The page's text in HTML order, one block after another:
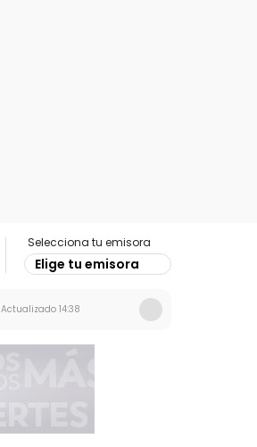
Selecciona tu emisora
Elige tu emisora
Actualizado 14:38